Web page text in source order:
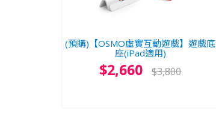
(預購)【OSMO虛實互動遊戲】遊戲底
座(iPad適用)
$2,660 $3,800